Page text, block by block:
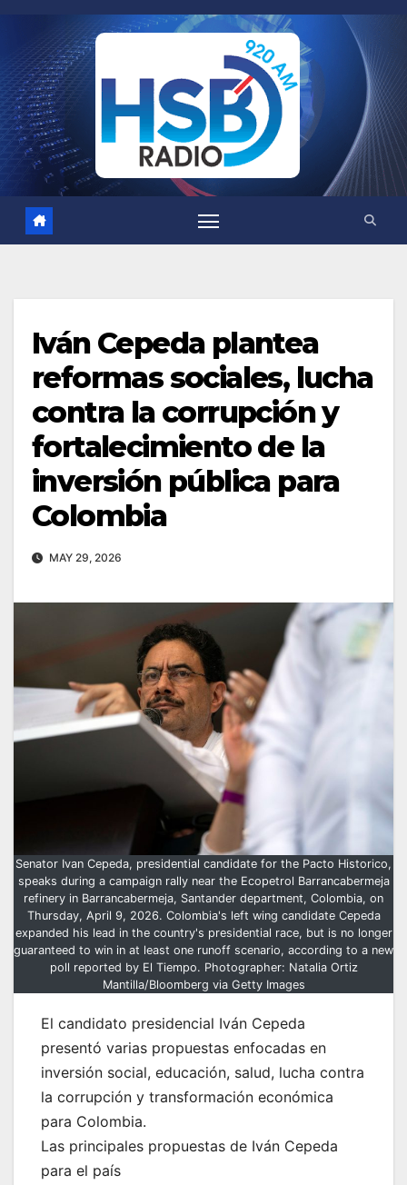
contenido
Iván Cepeda plantea
reformas sociales, lucha
contra la corrupción y
fortalecimiento de la
inversión pública para
Colombia
MAY 29, 2026
Senator Ivan Cepeda, presidential candidate for the Pacto Historico,
speaks during a campaign rally near the Ecopetrol Barrancabermeja
refinery in Barrancabermeja, Santander department, Colombia, on
Thursday, April 9, 2026. Colombia's left wing candidate Cepeda
expanded his lead in the country's presidential race, but is no longer
guaranteed to win in at least one runoff scenario, according to a new
poll reported by El Tiempo. Photographer: Natalia Ortiz
Mantilla/Bloomberg via Getty Images
El candidato presidencial Iván Cepeda
presentó varias propuestas enfocadas en
inversión social, educación, salud, lucha contra
la corrupción y transformación económica
para Colombia.
Las principales propuestas de Iván Cepeda
para el país